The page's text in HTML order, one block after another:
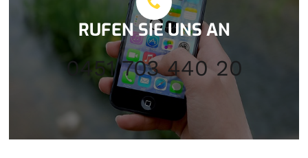
RUFEN SIE UNS AN
0451 703 440 20